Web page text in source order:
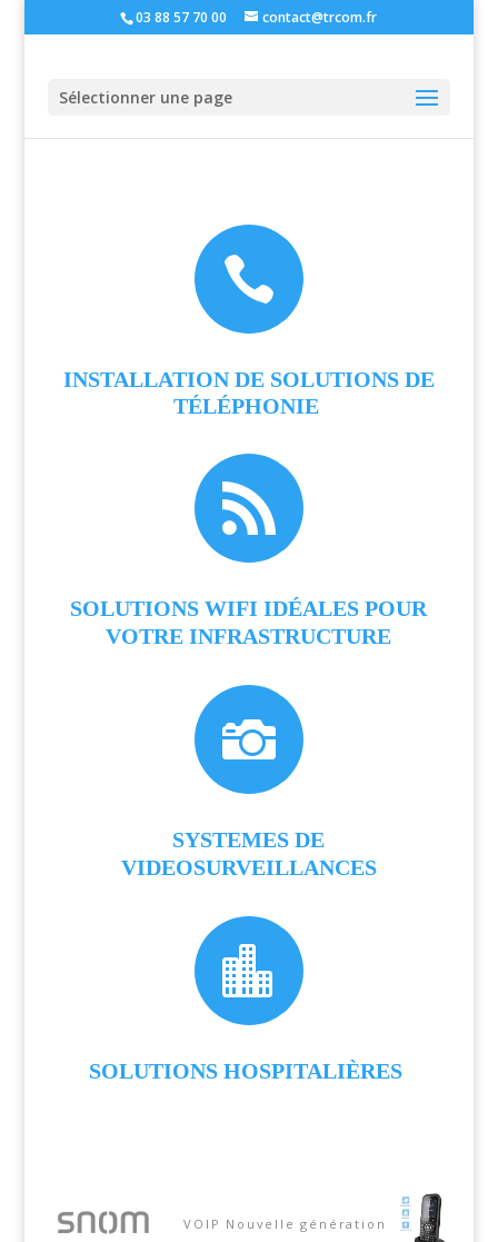
03 88 57 70 00 contact@trcom.fr
Sélectionner une page

INSTALLATION DE SOLUTIONS DE
TÉLÉPHONIE

SOLUTIONS WIFI IDÉALES POUR
VOTRE INFRASTRUCTURE

SYSTEMES DE
VIDEOSURVEILLANCES

SOLUTIONSHOSPITALIÈRES
VOIP Nouvelle génération